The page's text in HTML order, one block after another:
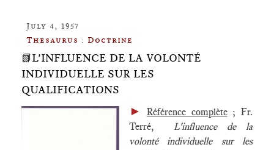
July 4, 1957
Thesaurus : Doctrine
📗L'INFLUENCE DE LA VOLONTÉ
INDIVIDUELLE SUR LES
QUALIFICATIONS
► Référence complète; Fr.
Terré,
L'influence de la
volonté individuelle sur les